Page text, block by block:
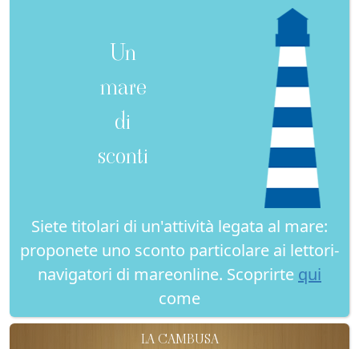
Un
mare
di
sconti
Siete titolari di un'attività legata al mare:
proponete uno sconto particolare ai lettori-
navigatori di mareonline. Scoprirte qui
come
LA CAMBUSA